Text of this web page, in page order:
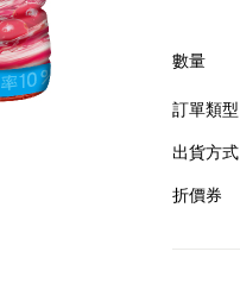
數量
訂單類型
出貨方式
折價券